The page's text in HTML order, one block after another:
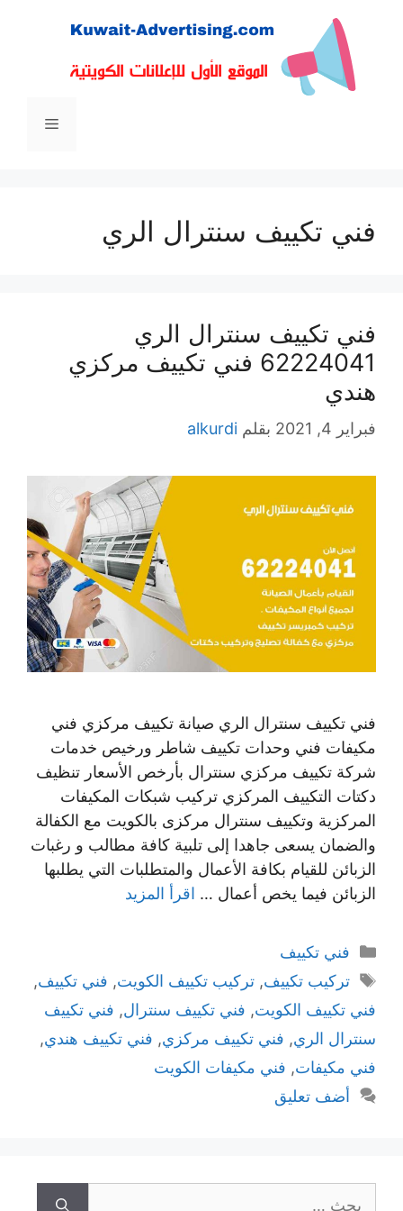
المحتوى
القائمة
فني تكييف سنترال الري
فني تكييف سنترال الري
62224041 فني تكييف مركزي
هندي
فبراير 4, 2021 بقلم alkurdi
فني تكييف سنترال الري صيانة تكييف مركزي فني
مكيفات فني وحدات تكييف شاطر ورخيص خدمات
شركة تكييف مركزي سنترال بأرخص الأسعار تنظيف
دكتات التكييف المركزي تركيب شبكات المكيفات
المركزية وتكييف سنترال مركزى بالكويت مع الكفالة
والضمان يسعى جاهدا إلى تلبية كافة مطالب و رغبات
الزبائن للقيام بكافة الأعمال والمتطلبات التي يطلبها
الزبائن فيما يخص أعمال … اقرأ المزيد
التصنيفات
فني تكييف
الوسوم
تركيب تكييف, تركيب تكييف الكويت, فني تكييف,
فني تكييف الكويت, فني تكييف سنترال, فني تكييف
سنترال الري, فني تكييف مركزي, فني تكييف هندي,
فني مكيفات, فني مكيفات الكويت
أضف تعليق